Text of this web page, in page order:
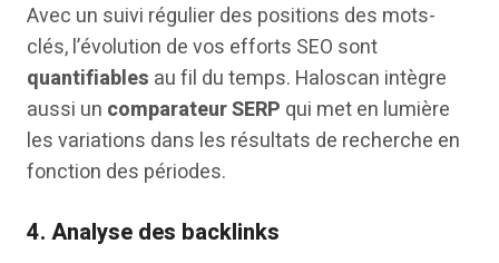
Avec un suivi régulier des positions des mots-
clés, l’évolution de vos efforts SEO sont
quantifiables au fil du temps. Haloscan intègre
aussi un comparateur SERP qui met en lumière
les variations dans les résultats de recherche en
fonction des périodes.
4. Analyse des backlinks